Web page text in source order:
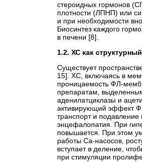
стероидных гормонов
плотности (ЛПНП) или
и при необходимости
Биосинтез каждого
в печени [8].
1.2. ХС как
Существует
15]. ХС, включаясь в
проницаемость ФЛ-
препаратам,
аденилатциклазы и
активирующий эффект
транспорт и
энцефалопатия. При
повышается. При этом
работы Са-насосов,
вступает в деление,
при стимуляции